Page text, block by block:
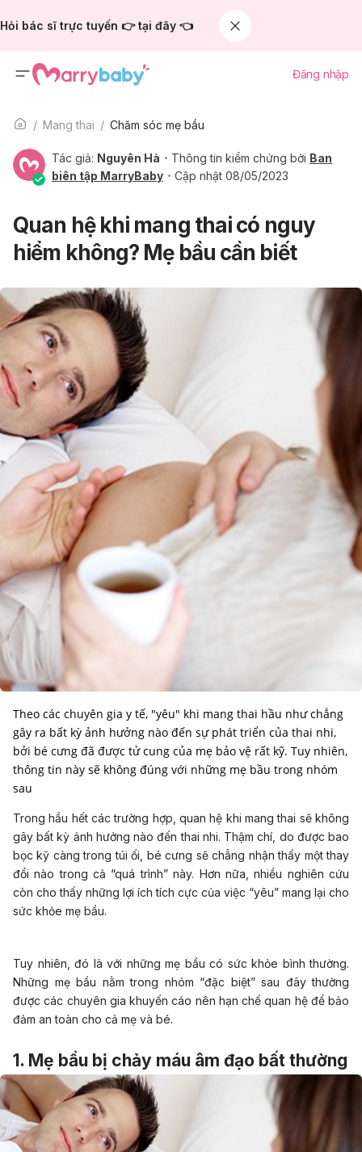
Hỏi bác sĩ trực tuyến 👉 tại đây 👈
Đăng nhập
Mang thai Chăm sóc mẹ bầu
Tác giả: Nguyên Hà Thông tin kiểm chứng bởi Ban
biên tập MarryBaby
Cập nhật 08/05/2023
Quan hệ khi mang thai có nguy
hiểm không? Mẹ bầu cần biết
Theo các chuyên gia y tế, "yêu" khi mang thai hầu như chẳng
gây ra bất kỳ ảnh hưởng nào đến sự phát triển của thai nhi,
bởi bé cưng đã được tử cung của mẹ bảo vệ rất kỹ. Tuy nhiên,
thông tin này sẽ không đúng với những mẹ bầu trong nhóm
sau
Trong hầu hết các trường hợp, quan hệ khi mang thai sẽ không
gây bất kỳ ảnh hưởng nào đến thai nhi. Thậm chí, do được bao
bọc kỹ càng trong túi ối, bé cưng sẽ chẳng nhận thấy một thay
đổi nào trong cả “quá trình” này. Hơn nữa, nhiều nghiên cứu
còn cho thấy những lợi ích tích cực của việc “yêu” mang lại cho
sức khỏe mẹ bầu.
Tuy nhiên, đó là với những mẹ bầu có sức khỏe bình thường.
Những mẹ bầu nằm trong nhóm “đặc biệt” sau đây thường
được các chuyên gia khuyến cáo nên hạn chế quan hệ để bảo
đảm an toàn cho cả mẹ và bé.
1. Mẹ bầu bị chảy máu âm đạo bất thường